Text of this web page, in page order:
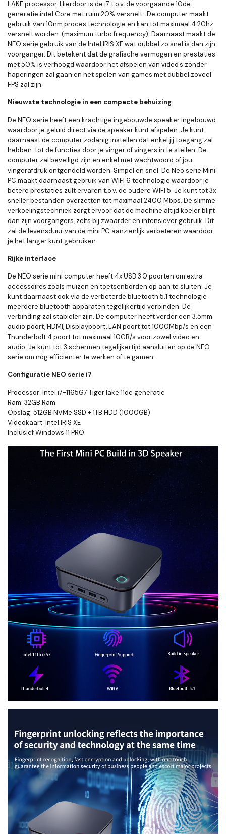
LAKE processor. Hierdoor is de i7 t.o.v. de voorgaande 10de
generatie intel Core met ruim 20% versnelt. De computer maakt
gebruik van 10nm proces technologie en kan tot maximaal 4.2Ghz
versnelt worden. (maximum turbo frequency). Daarnaast maakt de
NEO serie gebruik van de Intel IRIS XE wat dubbel zo snel is dan zijn
voorganger. Dit betekent dat de grafische vermogen en prestaties
met 50% is verhoogd waardoor het afspelen van video's zonder
haperingen zal gaan en het spelen van games met dubbel zoveel
FPS zal zijn.
Nieuwste technologie in een compacte behuizing
De NEO serie heeft een krachtige ingebouwde speaker ingebouwd
waardoor je geluid direct via de speaker kunt afspelen. Je kunt
daarnaast de computer zodanig instellen dat enkel jij toegang zal
hebben tot de functies door je vinger of vingers in te stellen. De
computer zal beveiligd zijn en enkel met wachtwoord of jou
vingerafdruk ontgendeld worden. Simpel en snel. De Neo serie Mini
PC maakt daarnaast gebruik van WIFI 6 technologie waardoor je
betere prestaties zult ervaren t.o.v. de oudere WIFI 5. Je kunt tot 3x
sneller bestanden overzetten tot maximaal 2400 Mbps. De slimme
verkoelingstechniek zorgt ervoor dat de machine altijd koeler blijft
dan zijn voorgangers, zelfs bij zwaarder en intensiever gebruik. Dit
zal de levensduur van de mini PC aanzienlijk verbeteren waardoor
je het langer kunt gebruiken.
Rijke interface
De NEO serie mini computer heeft 4x USB 3.0 poorten om extra
accessoires zoals muizen en toetsenborden op aan te sluiten. Je
kunt daarnaast ook via de verbeterde bluetooth 5.1 technologie
meerdere bluetooth apparaten tegelijkertijd verbinden. De
verbinding zal stabieler zijn. De computer heeft verder een 3.5mm
audio poort, HDMI, Displaypoort, LAN poort tot 1000Mbp/s en een
Thunderbolt 4 poort tot maximaal 10GB/s voor zowel video en
audio. Je kunt tot 3 schermen tegelijkertijd aansluiten op de NEO
serie om nógefficiënterte werken of te gamen.
Configuratie NEO serie i7
Processor: Intel i7-1165G7 Tiger lake 11de generatie
Ram: 32GB Ram
Opslag: 512GB NVMe SSD + 1TB HDD (1000GB)
Videokaart: Intel IRIS XE
Inclusief Windows 11 PRO